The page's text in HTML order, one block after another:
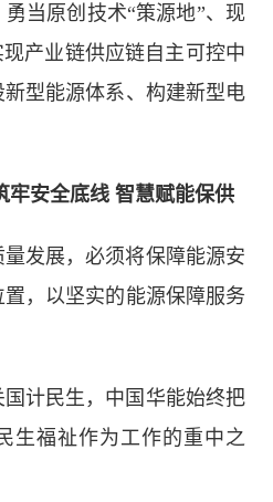
当原创技术“策源地”、现
产业链供应链自主可控中
型能源体系、构建新型电
牢安全底线 智慧赋能保供
发展，必须将保障能源安
，以坚实的能源保障服务
计民生，中国华能始终把
生福祉作为工作的重中之